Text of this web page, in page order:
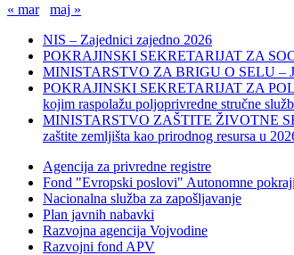
« mar
maj »
NIS – Zajednici zajedno 2026
POKRAJINSKI SEKRETARIJAT ZA
MINISTARSTVO ZA BRIGU O SELU –
POKRAJINSKI SEKRETARIJAT ZA
kojim raspolažu poljoprivredne stručne
MINISTARSTVO ZAŠTITE ŽIVOTNE
zaštite zemljišta kao prirodnog resursa u
Agencija za privredne registre
Fond "Evropski poslovi" Autonomne
Nacionalna služba za zapošljavanje
Plan javnih nabavki
Razvojna agencija Vojvodine
Razvojni fond APV